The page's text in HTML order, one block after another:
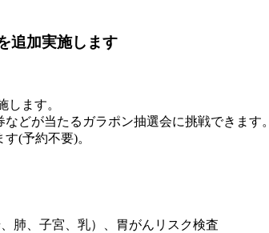
追加実施します
ます。
どが当たるガラポン抽選会に挑戦できます。
(予約不要)。
肺、子宮、乳）、胃がんリスク検査